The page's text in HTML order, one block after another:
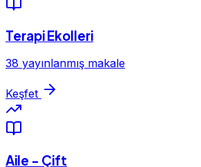
Terapi Ekolleri
38 yayınlanmış makale
Keşfet
Aile - Çift